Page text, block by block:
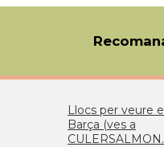
Llocs per veure
Barça (ves a